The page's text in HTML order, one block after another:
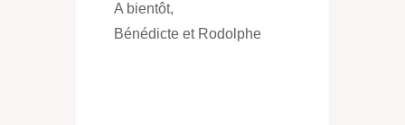
A bientôt,
Bénédicte et Rodolphe